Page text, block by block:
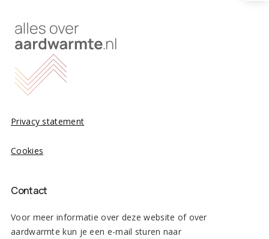
Privacy statement
Cookies
Contact
Voor meer informatie over deze website of over
aardwarmte kun je een e-mail sturen naar